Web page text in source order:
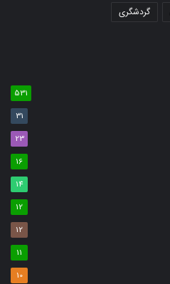
گردشگری
531
31
23
16
14
12
12
11
10